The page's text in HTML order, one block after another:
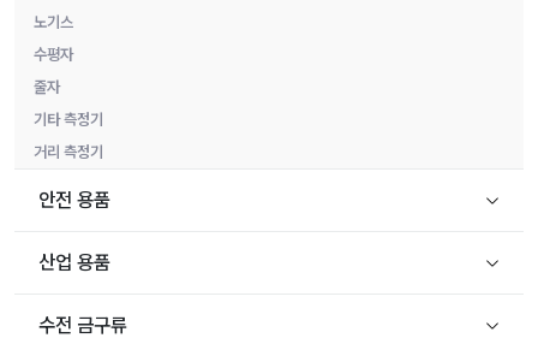
노기스
수평자
줄자
기타 측정기
거리 측정기
안전 용품
산업 용품
수전 금구류